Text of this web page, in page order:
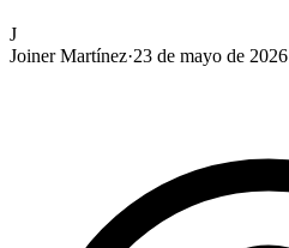
J
Joiner Martínez·23 de mayo de 2026